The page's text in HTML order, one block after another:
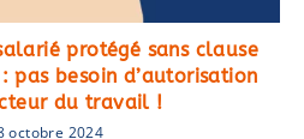
protégé sans clause
pas besoin d’autorisation
du travail !
octobre 2024